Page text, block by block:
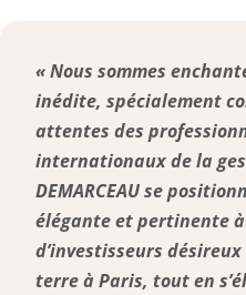
« Nous sommes
inédite, spécialement
attentes des
internationaux de la
DEMARCEAU se
élégante et pertinente
d’investisseurs
terre à Paris, tout en